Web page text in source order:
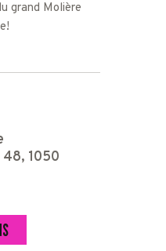
grand Molière
48, 1050